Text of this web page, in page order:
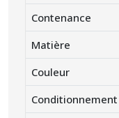
Contenance
Matière
Couleur
Conditionnement